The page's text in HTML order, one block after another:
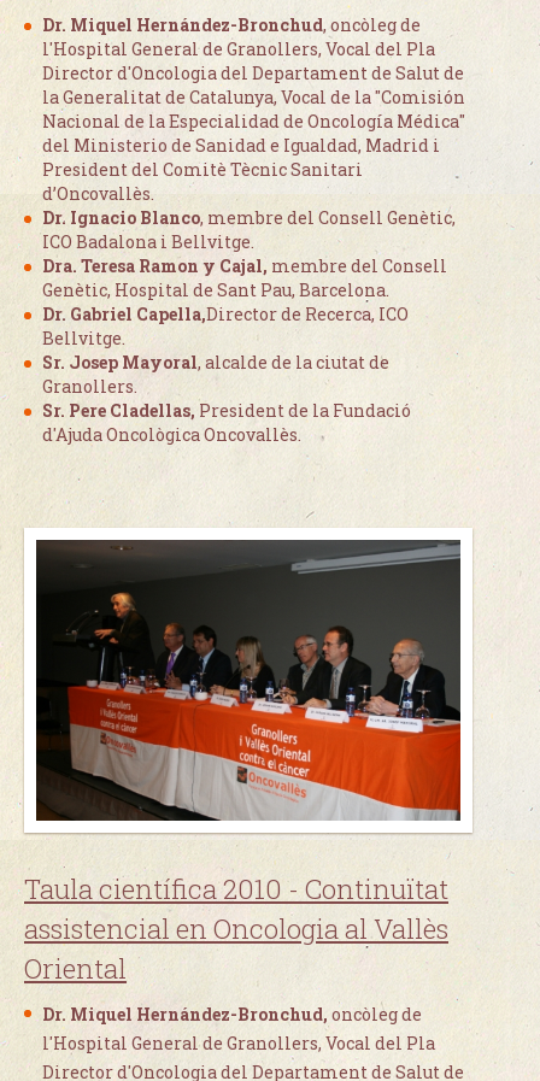
Dr. Miquel Hernández-Bronchud, oncòleg de
l'Hospital General de Granollers, Vocal del Pla
Director d'Oncologia del Departament de Salut de
la Generalitat de Catalunya, Vocal de la "Comisión
Nacional de la Especialidad de Oncología Médica"
del Ministerio de Sanidad e Igualdad, Madrid i
President del Comitè Tècnic Sanitari
d’Oncovallès.
Dr. Ignacio Blanco, membre del Consell Genètic,
ICO Badalona i Bellvitge.
Dra. Teresa Ramon y Cajal, membre del Consell
Genètic, Hospital de Sant Pau, Barcelona.
Dr. Gabriel Capella,Director de Recerca, ICO
Bellvitge.
Sr. Josep Mayoral, alcalde de la ciutat de
Granollers.
Sr. Pere Cladellas, President de la Fundació
d'Ajuda Oncològica Oncovallès.
Taula científica 2010 - Continuïtat
assistencial en Oncologia al Vallès
Oriental
Dr. Miquel Hernández-Bronchud, oncòleg de
l'Hospital General de Granollers, Vocal del Pla
Director d'Oncologia del Departament de Salut de